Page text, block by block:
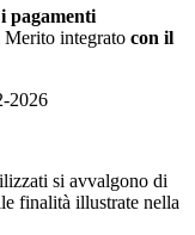
pagamenti
integrato con il
2026
si avvalgono di
finalità illustrate nella